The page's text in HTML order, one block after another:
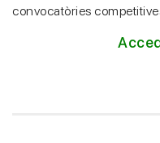
convocatòries